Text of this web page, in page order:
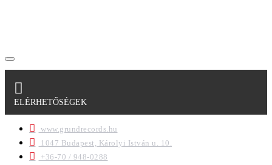
ELÉRHETŐSÉGEK
www.grundrecords.hu
1047 Budapest, Károlyi István u. 10.
+36-70 / 948-0288